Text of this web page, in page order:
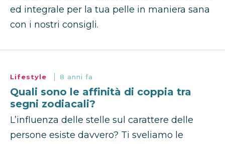
ed integrale per la tua pelle in maniera sana
con i nostri consigli.
Lifestyle 8 anni fa
Quali sono le affinità di coppia tra
segni zodiacali?
L’influenza delle stelle sul carattere delle
persone esiste davvero? Ti sveliamo le